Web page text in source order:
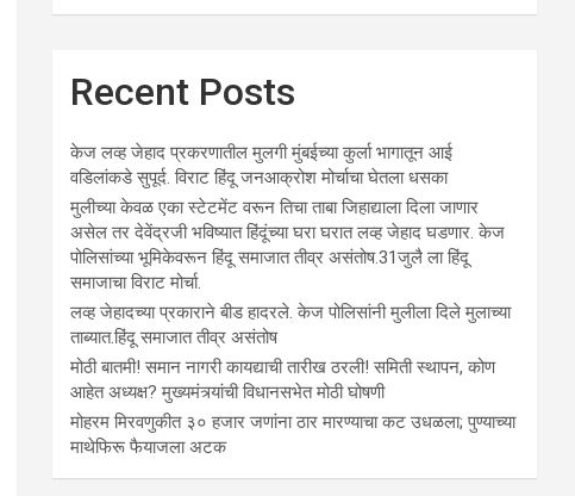
Recent Posts
केज लव्ह जेहाद प्रकरणातील मुलगी मुंबईच्या कुर्ला भागातून आई
वडिलांकडे सुपूर्द. विराट हिंदू जनआक्रोश मोर्चाचा घेतला धसका
मुलीच्या केवळ एका स्टेटमेंट वरून तिचा ताबा जिहाद्याला दिला जाणार
असेल तर देवेंद्रजी भविष्यात हिंदूंच्या घरा घरात लव्ह जेहाद घडणार. केज
पोलिसांच्या भूमिकेवरून हिंदू समाजात तीव्र असंतोष.31जुलै ला हिंदू
समाजाचा विराट मोर्चा.
लव्ह जेहादच्या प्रकाराने बीड हादरले. केज पोलिसांनी मुलीला दिले मुलाच्या
ताब्यात.हिंदू समाजात तीव्र असंतोष
मोठी बातमी! समान नागरी कायद्याची तारीख ठरली! समिती स्थापन, कोण
आहेत अध्यक्ष? मुख्यमंत्र्यांची विधानसभेत मोठी घोषणी
मोहरम मिरवणुकीत ३० हजार जणांना ठार मारण्‍याचा कट उधळला; पुण्‍याच्‍या
माथेफिरू फैयाजला अटक